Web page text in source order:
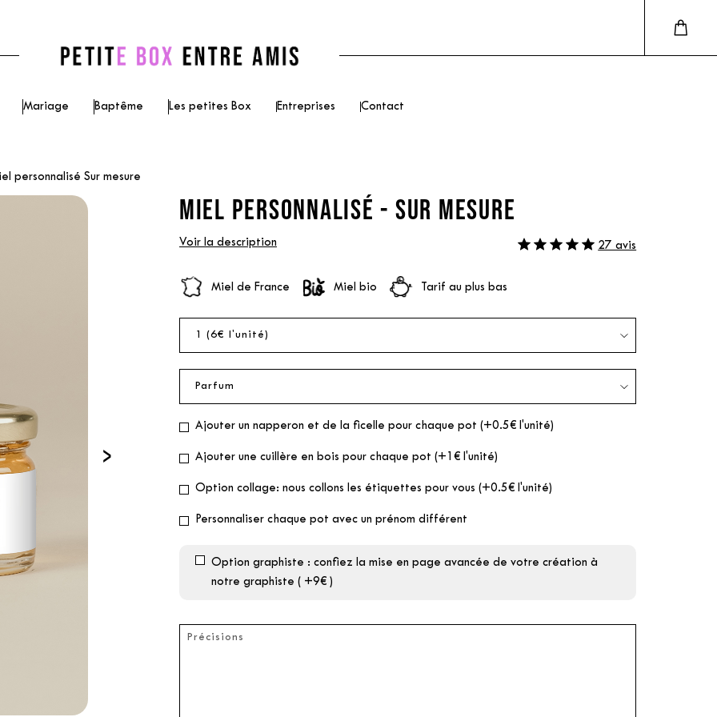
Mariage Baptême Les petites Box Entreprises Contact
personnalisé Sur mesure
›
MIEL PERSONNALISÉ - SUR MESURE
Voir la description 27 avis
Miel de France Miel bio Tarif au plus bas
Ajouter un napperon et de la ficelle pour chaque pot (+0.5€ l'unité)
Ajouter une cuillère en bois pour chaque pot (+1€ l'unité)
Option collage: nous collons les étiquettes pour vous (+0.5€ l'unité)
Personnaliser chaque pot avec un prénom différent
Option graphiste : confiez la mise en page avancée de votre création à
notre graphiste ( +9€ )